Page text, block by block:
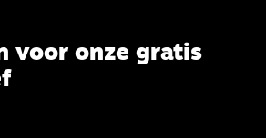
voor onze gratis